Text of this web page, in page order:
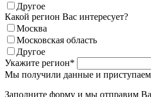
Другое
Какой регион Вас интересует?
Москва
Московская область
Другое
Укажите регион*
Мы получили данные и приступаем
Заполните форму и мы отправим